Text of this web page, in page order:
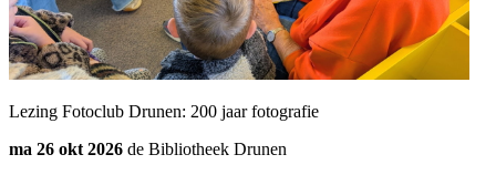
Lezing Fotoclub Drunen: 200 jaar fotografie
ma 26 okt 2026 de Bibliotheek Drunen